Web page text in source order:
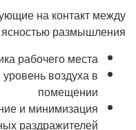
на контакт между
размышления:
рабочего места
воздуха в
помещении
и минимизация
раздражителей